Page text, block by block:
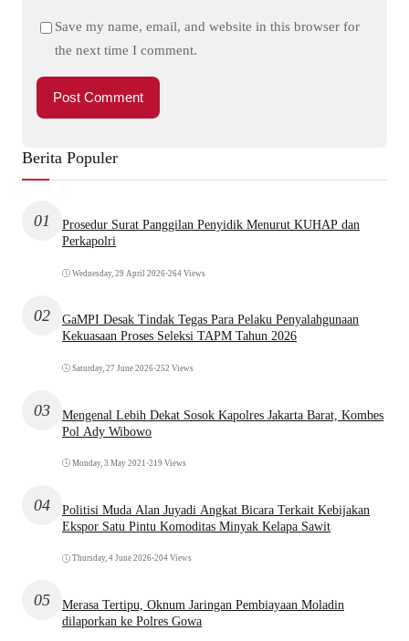
Save my name, email, and website in this browser for
the next time I comment.
Berita Populer
01
Prosedur Surat Panggilan Penyidik Menurut KUHAP dan
Perkapolri
Wednesday, 29 April 2026•264 Views
02
GaMPI Desak Tindak Tegas Para Pelaku Penyalahgunaan
Kekuasaan Proses Seleksi TAPM Tahun 2026
Saturday, 27 June 2026•252 Views
03
Mengenal Lebih Dekat Sosok Kapolres Jakarta Barat, Kombes
Pol Ady Wibowo
Monday, 3 May 2021 •219 Views
04
Politisi Muda Alan Juyadi Angkat Bicara Terkait Kebijakan
Ekspor Satu Pintu Komoditas Minyak Kelapa Sawit
Thursday, 4 June 2026•204 Views
05
Merasa Tertipu, Oknum Jaringan Pembiayaan Moladin
dilaporkan ke Polres Gowa